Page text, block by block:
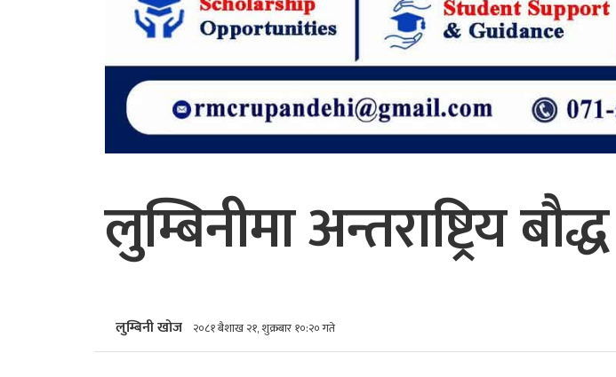
लुम्बिनीमा अन्तराष्ट्रिय
लुम्बिनी खोज २०८१ बैशाख २१, शुक्रबार १०:२० गते